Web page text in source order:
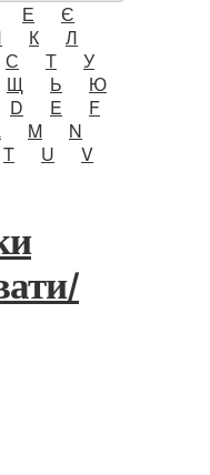
Е
Є
К
Л
С Т
У
Щ Ь
Ю
D E
F
M
N
T U
V